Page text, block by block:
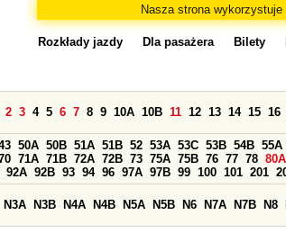
Nasza strona
Rozkłady jazdy Dla pasażera Bilety
2 3 4 5 6 7 8 9 10A 10B 11 12 13 14 15 16
50A 50B 51A 51B 52 53A 53C 53B 54B 55A
71A 71B 72A 72B 73 75A 75B 76 77 78 80A
92A 92B 93 94 96 97A 97B 99 100 101 201
N3A N3B N4A N4B N5A N5B N6 N7A N7B N8